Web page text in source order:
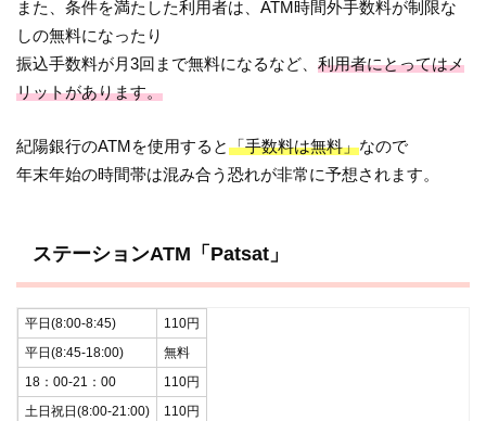
また、条件を満たした利用者は、ATM時間外手数料が制限な
しの無料になったり
振込手数料が月3回まで無料になるなど、利用者にとってはメ
リットがあります。
紀陽銀行のATMを使用すると「手数料は無料」なので
年末年始の時間帯は混み合う恐れが非常に予想されます。
ステーションATM「Patsat」
平日(8:00-8:45)
110円
平日(8:45-18:00)
無料
18：00-21：00
110円
土日祝日(8:00-21:00)
110円